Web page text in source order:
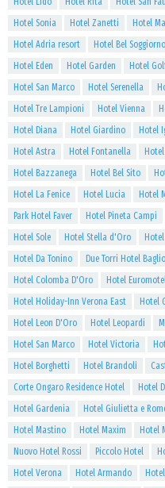
Hotel Sonia
Hotel Zanetti Hotel
Hotel Adria resort
Hotel Bel Soggiorno
Hotel Eden
Hotel Garden Hotel
Hotel San Marco
Hotel Serenella
Hotel Tre Lampioni
Hotel Vienna
Hotel Diana
Hotel Giardino Hotel
Hotel Astra
Hotel Fontanella
Hotel Bazzanega
Hotel Bel Sito
Hotel La Fenice
Hotel Lucia Hotel
Park Hotel Faver
Hotel Pineta Campi
Hotel Sole
Hotel Stella d'Oro
Hotel Da Tonino
Due Torri Hotel
Hotel Colomba D'Oro
Hotel
Hotel Holiday-Inn Verona East
Hotel
Hotel Leon D'Oro
Hotel Leopardi
Hotel San Marco
Hotel Victoria
Hotel Borghetti
Hotel Brandoli
Corte Ongaro Residence Hotel
Hotel
Hotel Gardenia
Hotel Giulietta e
Hotel Mastino
Hotel Maxim Hotel
Nuovo Hotel Rossi
Piccolo Hotel
Hotel Verona
Hotel Armando